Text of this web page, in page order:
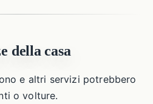
della casa
e altri servizi potrebbero
o volture.